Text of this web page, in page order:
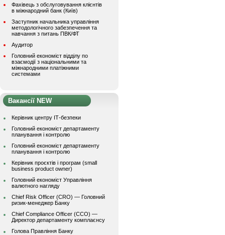
Фахівець з обслуговування клієнтів
в міжнародний банк (Київ)
Заступник начальника управління
методологічного забезпечення та
навчання з питань ПВК/ФТ
Аудитор
Головний економіст відділу по
взаємодії з національними та
міжнародними платіжними
системами
Вакансії NEW
Керівник центру ІТ-безпеки
Головний економіст департаменту
планування і контролю
Головний економіст департаменту
планування і контролю
Керівник проєктів і програм (small
business product owner)
Головний економіст Управління
валютного нагляду
Chief Risk Officer (CRO) — Головний
ризик-менеджер Банку
Chief Compliance Officer (CCO) —
Директор департаменту комплаєнсу
Голова Правління Банку